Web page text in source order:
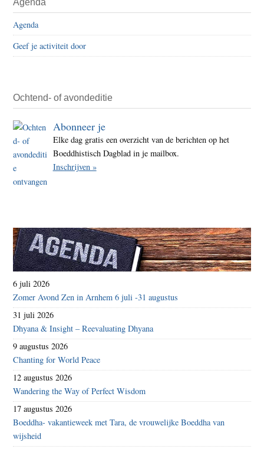
Agenda
Agenda
Geef je activiteit door
Ochtend- of avondeditie
Abonneer je
Elke dag gratis een overzicht van de berichten op het
Boeddhistisch Dagblad in je mailbox.
Inschrijven »
6 juli 2026
Zomer Avond Zen in Arnhem 6 juli -31 augustus
31 juli 2026
Dhyana & Insight – Reevaluating Dhyana
9 augustus 2026
Chanting for World Peace
12 augustus 2026
Wandering the Way of Perfect Wisdom
17 augustus 2026
Boeddha- vakantieweek met Tara, de vrouwelijke Boeddha van
wijsheid